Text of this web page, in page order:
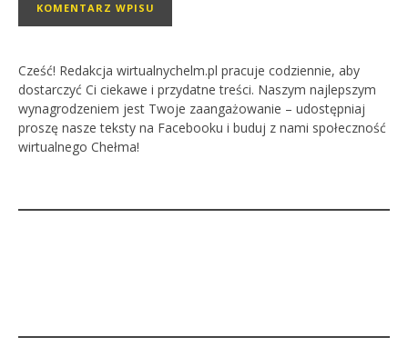
Cześć! Redakcja wirtualnychelm.pl pracuje codziennie, aby
dostarczyć Ci ciekawe i przydatne treści. Naszym najlepszym
wynagrodzeniem jest Twoje zaangażowanie – udostępniaj
proszę nasze teksty na Facebooku i buduj z nami społeczność
wirtualnego Chełma!